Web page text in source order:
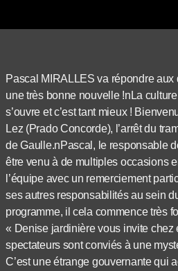
Pascal MIRALLES va répondre
une très bonne nouvelle !nLa
s’ouvre et c’est tant mieux !
Lez (Prado Concorde), l’arrêt du
de Gaulle.nPascal, le responsable
être venu à de multiples occasions
l’équipe avec un remerciement
ses autres responsabilités au sein
programme, il cela commence très
« Denise jardinière vous invite chez
spectateurs sont conviés à une
C’est une étrange gouvernante